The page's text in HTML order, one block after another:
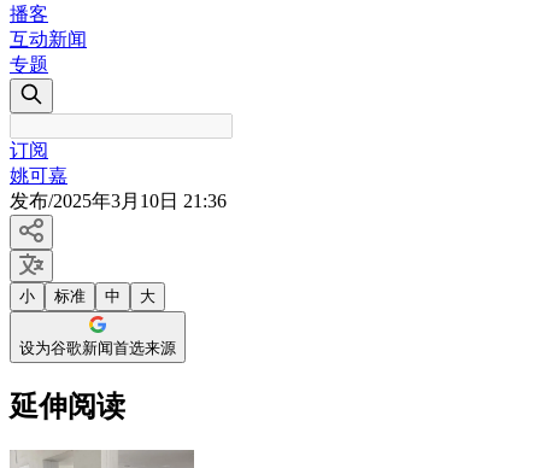
播客
互动新闻
专题
订阅
姚可嘉
发布/2025年3月10日 21:36
小 标准 中 大
设为谷歌新闻首选来源
延伸阅读